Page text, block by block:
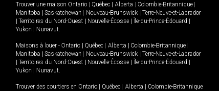
Trouver une maison Ontario Québec Alberta Colombie-Britannique
Manitoba
Saskatchewan Nouveau-Brunswick
Terre-Neuve-et-Labrador
Territoires du Nord-Ouest Nouvelle-Écosse Île-du-Prince-Édouard
Yukon
Nunavut.
Maisons à louer - Ontario Québec Alberta Colombie-Britannique
Manitoba
Saskatchewan Nouveau-Brunswick
Terre-Neuve-et-Labrador
Territoires du Nord-Ouest Nouvelle-Écosse Île-du-Prince-Édouard
Yukon
Nunavut.
Trouver des courtiers en Ontario Québec Alberta
Colombie-Britannique